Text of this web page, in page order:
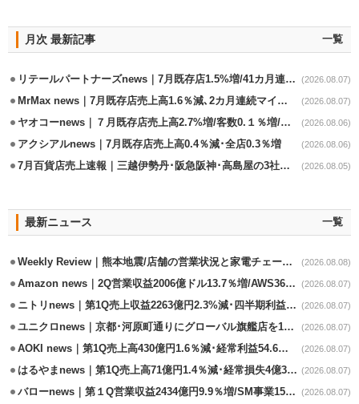
月次 最新記事 一覧
リテールパートナーズnews｜7月既存店1.5%増/41カ月連続増 (2026.08.07)
MrMax news｜7月既存店売上高1.6％減､2カ月連続マイナス (2026.08.07)
ヤオコーnews｜７月既存店売上高2.7%増/客数0.１％増/客単価2.6％増 (2026.08.06)
アクシアルnews｜7月既存店売上高0.4％減･全店0.3％増 (2026.08.06)
7月百貨店売上速報｜三越伊勢丹･阪急阪神･高島屋の3社は増収 (2026.08.05)
最新ニュース 一覧
Weekly Review｜熊本地震/店舗の営業状況と家電チェーンの支援策 (2026.08.08)
Amazon news｜2Q営業収益2006億ドル13.7％増/AWS36.8％％増が貢献 (2026.08.07)
ニトリnews｜第1Q売上収益2263億円2.3%減･四半期利益1.4％減 (2026.08.07)
ユニクロnews｜京都･河原町通りにグローバル旗艦店を11/6開設 (2026.08.07)
AOKI news｜第1Q売上高430億円1.6％減･経常利益54.6％減 (2026.08.07)
はるやまnews｜第1Q売上高71億円1.4％減･経常損失4億3800万円 (2026.08.07)
バローnews｜第１Q営業収益2434億円9.9％増/SM事業15.5％増と絶好調 (2026.08.07)